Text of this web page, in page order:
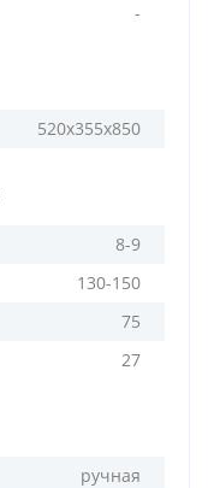
-
520x355x850
8-9
130-150
75
27
ручная